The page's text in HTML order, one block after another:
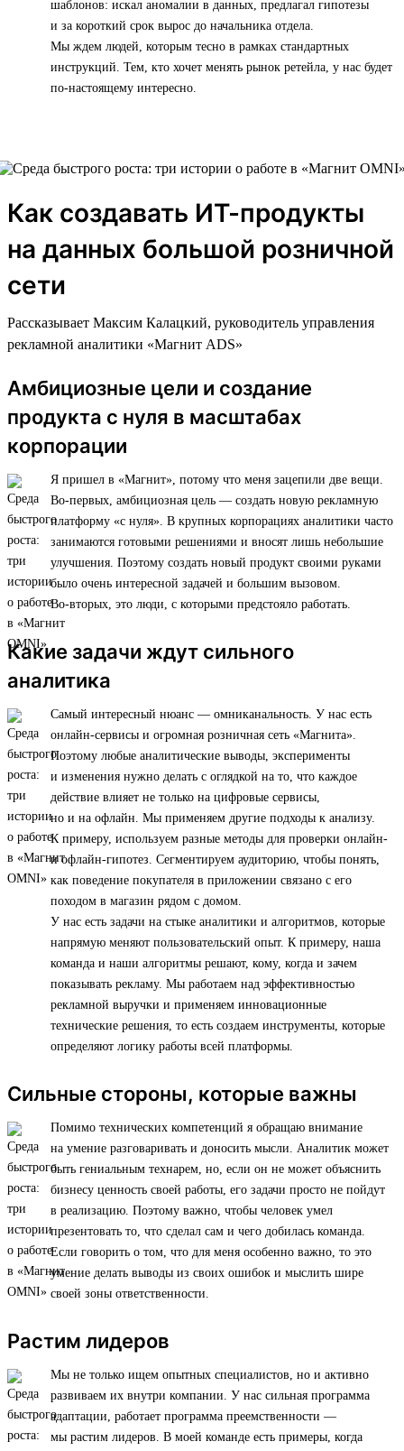
шаблонов: искал аномалии в данных, предлагал гипотезы
и за короткий срок вырос до начальника отдела.
Мы ждем людей, которым тесно в рамках стандартных
инструкций. Тем, кто хочет менять рынок ретейла, у нас будет
по-настоящему интересно.
Как создавать ИТ-продукты
на данных большой розничной
сети
Рассказывает Максим Калацкий, руководитель управления
рекламной аналитики «Магнит ADS»
Амбициозные цели и создание
продукта с нуля в масштабах
корпорации
Я пришел в «Магнит», потому что меня зацепили две вещи.
Во-первых, амбициозная цель — создать новую рекламную
платформу «с нуля». В крупных корпорациях аналитики часто
занимаются готовыми решениями и вносят лишь небольшие
улучшения. Поэтому создать новый продукт своими руками
было очень интересной задачей и большим вызовом.
Во-вторых, это люди, с которыми предстояло работать.
Какие задачи ждут сильного
аналитика
Самый интересный нюанс — омниканальность. У нас есть
онлайн-сервисы и огромная розничная сеть «Магнита».
Поэтому любые аналитические выводы, эксперименты
и изменения нужно делать с оглядкой на то, что каждое
действие влияет не только на цифровые сервисы,
но и на офлайн. Мы применяем другие подходы к анализу.
К примеру, используем разные методы для проверки онлайн-
и офлайн-гипотез. Сегментируем аудиторию, чтобы понять,
как поведение покупателя в приложении связано с его
походом в магазин рядом с домом.
У нас есть задачи на стыке аналитики и алгоритмов, которые
напрямую меняют пользовательский опыт. К примеру, наша
команда и наши алгоритмы решают, кому, когда и зачем
показывать рекламу. Мы работаем над эффективностью
рекламной выручки и применяем инновационные
технические решения, то есть создаем инструменты, которые
определяют логику работы всей платформы.
Сильные стороны, которые важны
Помимо технических компетенций я обращаю внимание
на умение разговаривать и доносить мысли. Аналитик может
быть гениальным технарем, но, если он не может объяснить
бизнесу ценность своей работы, его задачи просто не пойдут
в реализацию. Поэтому важно, чтобы человек умел
презентовать то, что сделал сам и чего добилась команда.
Если говорить о том, что для меня особенно важно, то это
умение делать выводы из своих ошибок и мыслить шире
своей зоны ответственности.
Растим лидеров
Мы не только ищем опытных специалистов, но и активно
развиваем их внутри компании. У нас сильная программа
адаптации, работает программа преемственности —
мы растим лидеров. В моей команде есть примеры, когда